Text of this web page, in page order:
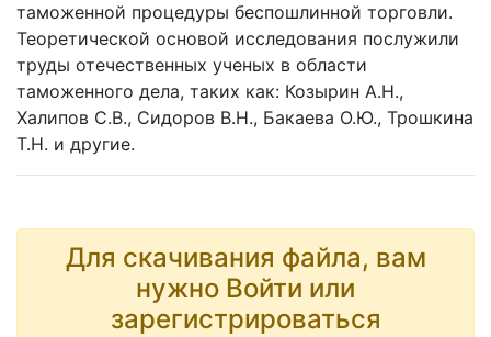
таможенной процедуры беспошлинной торговли.
Теоретической основой исследования послужили
труды отечественных ученых в области
таможенного дела, таких как: Козырин А.Н.,
Халипов С.В., Сидоров В.Н., Бакаева О.Ю., Трошкина
Т.Н. и другие.
Для скачивания файла, вам
нужно Войти или
зарегистрироваться